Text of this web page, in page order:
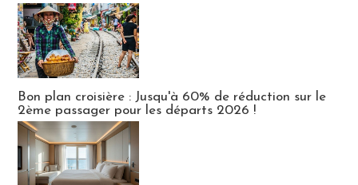
Bon plan croisière : Jusqu'à 60% de réduction sur le
2ème passager pour les départs 2026 !